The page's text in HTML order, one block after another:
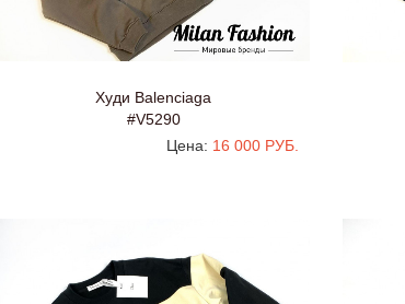
Худи Balenciaga
#V5290
Цена: 16 000 РУБ.